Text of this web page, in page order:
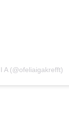
A (@ofeliaigakrefft)